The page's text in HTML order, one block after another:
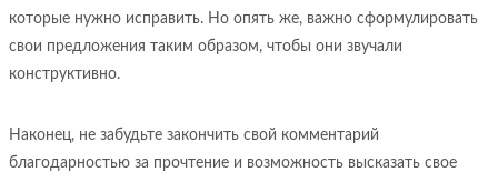
которые нужно исправить. Но опять же, важно сформулировать
свои предложения таким образом, чтобы они звучали
конструктивно.
Наконец, не забудьте закончить свой комментарий
благодарностью за прочтение и возможность высказать свое